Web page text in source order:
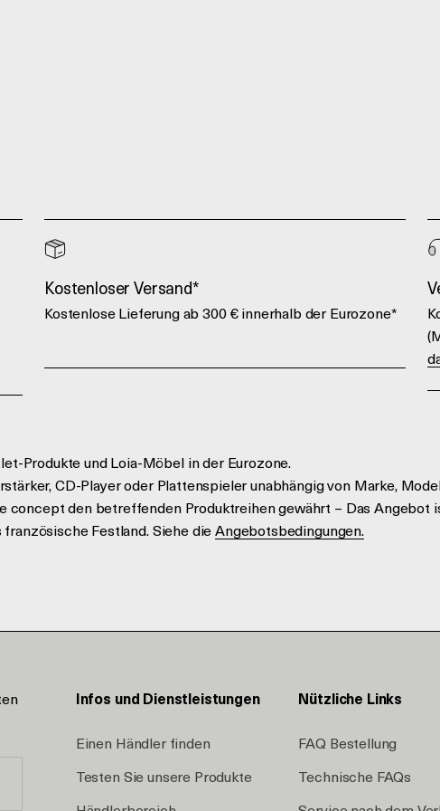
Kostenloser Versand*
Kostenlose Lieferung ab 300 € innerhalb der Eurozone*
Produkte und Loia-Möbel in der Eurozone.
CD-Player oder Plattenspieler unabhängig von Marke,
concept den betreffenden Produktreihen gewährt – Das
Festland. Siehe dieAngebotsbedingungen.
Infos und Dienstleistungen
Einen Händler finden
Testen Sie unsere Produkte
Nützliche Links
FAQ Bestellung
Technische FAQs